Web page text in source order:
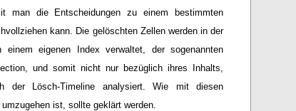
man die Entscheidungen zu einem bestimmten
kann. Die gelöschten Zellen werden in der
einem eigenen Index verwaltet, der sogenannten
und somit nicht nur bezüglich ihres Inhalts,
der Lösch-Timeline analysiert. Wie mit diesen
ist, sollte geklärt werden.